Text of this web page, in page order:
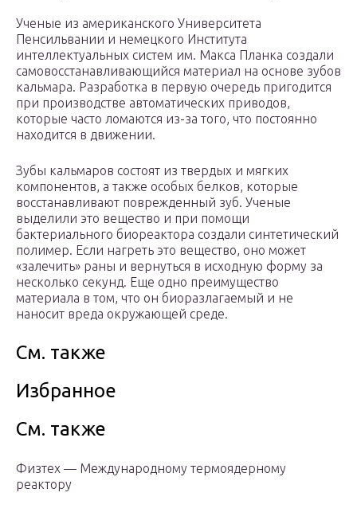
Ученые из американского Университета
Пенсильвании и немецкого Института
интеллектуальных систем им. Макса Планка создали
самовосстанавливающийся материал на основе зубов
кальмара. Разработка в первую очередь пригодится
при производстве автоматических приводов,
которые часто ломаются из-за того, что постоянно
находится в движении.
Зубы кальмаров состоят из твердых и мягких
компонентов, а также особых белков, которые
восстанавливают поврежденный зуб. Ученые
выделили это вещество и при помощи
бактериального биореактора создали синтетический
полимер. Если нагреть это вещество, оно может
«залечить» раны и вернуться в исходную форму за
несколько секунд. Еще одно преимущество
материала в том, что он биоразлагаемый и не
наносит вреда окружающей среде.
См. также
Избранное
См. также
Физтех — Международному термоядерному
реактору